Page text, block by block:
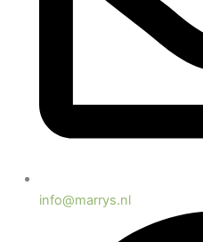
info@marrys.nl